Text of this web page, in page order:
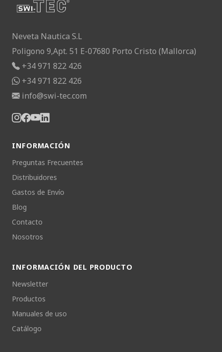
Neveta Nautica S.L
Poligono 9,Apt. 51 E-07680 Porto Cristo (Mallorca)
+34 971 822 426
+34 971 822 426
info@swi-tec.com
INFORMACIÓN
Preguntas Frecuentes
Distribuidores
Gastos de Envío
Blog
Contacto
Nosotros
INFORMACIÓN DEL PRODUCTO
Newsletter
Productos
Manuales de uso
Catálogo